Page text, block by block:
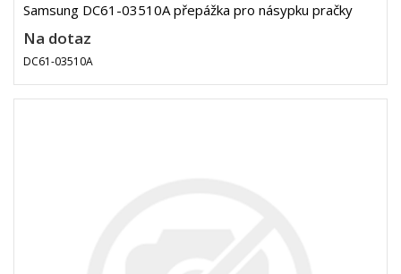
Samsung DC61-03510A přepážka pro násypku pračky
Na dotaz
DC61-03510A